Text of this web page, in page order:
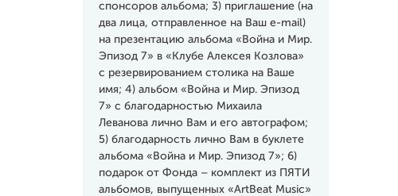
спонсоров альбома; 3) приглашение (на
два лица, отправленное на Ваш e-mail)
на презентацию альбома «Война и Мир.
Эпизод 7» в «Клубе Алексея Козлова»
с резервированием столика на Ваше
имя; 4) альбом «Война и Мир. Эпизод
7» с благодарностью Михаила
Леванова лично Вам и его автографом;
5) благодарность лично Вам в буклете
альбома «Война и Мир. Эпизод 7»; 6)
подарок от Фонда – комплект из ПЯТИ
альбомов, выпущенных «ArtBeat Music»